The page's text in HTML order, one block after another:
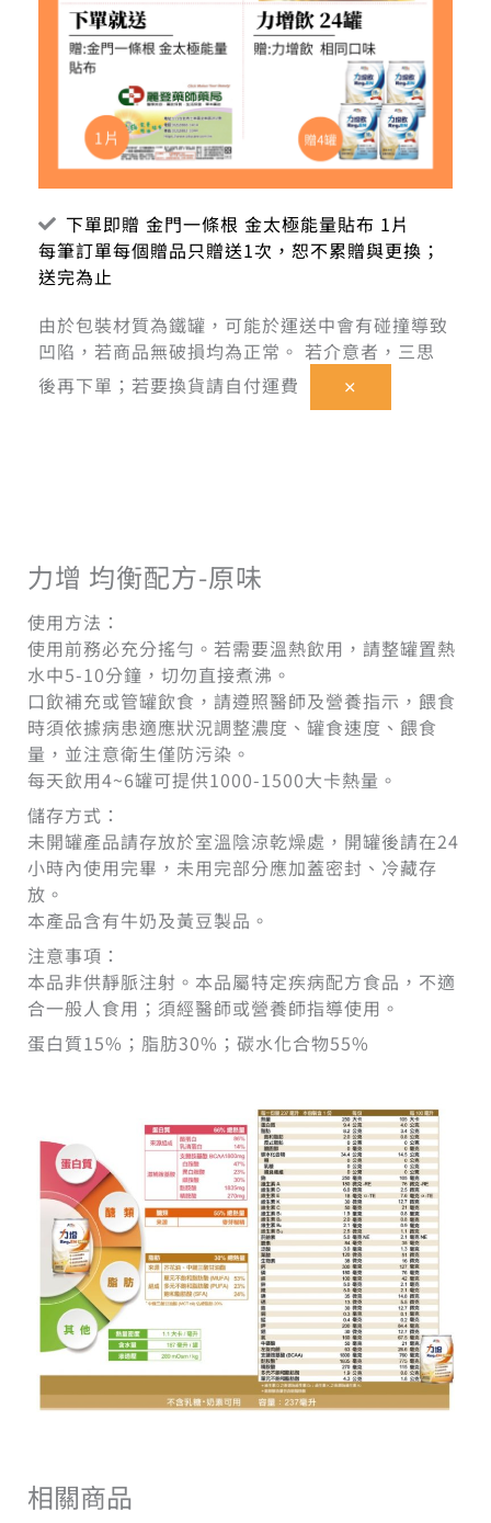
下單即贈 金門一條根 金太極能量貼布 1片
每筆訂單每個贈品只贈送1次，恕不累贈與更換；
送完為止
由於包裝材質為鐵罐，可能於運送中會有碰撞導致
凹陷，若商品無破損均為正常。 若介意者，三思
後再下單；若要換貨請自付運費
×
力增 均衡配方-原味
使用方法：
使用前務必充分搖勻。若需要溫熱飲用，請整罐置熱
水中5-10分鐘，切勿直接煮沸。
口飲補充或管罐飲食，請遵照醫師及營養指示，餵食
時須依據病患適應狀況調整濃度、罐食速度、餵食
量，並注意衛生僅防污染。
每天飲用4~6罐可提供1000-1500大卡熱量。
儲存方式：
未開罐產品請存放於室溫陰涼乾燥處，開罐後請在24
小時內使用完畢，未用完部分應加蓋密封、冷藏存
放。
本產品含有牛奶及黃豆製品。
注意事項：
本品非供靜脈注射。本品屬特定疾病配方食品，不適
合一般人食用；須經醫師或營養師指導使用。
蛋白質15%；脂肪30%；碳水化合物55%
相關商品